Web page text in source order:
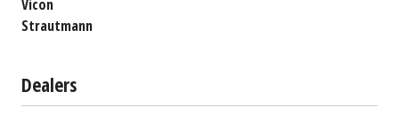
Vicon
Strautmann
Dealers